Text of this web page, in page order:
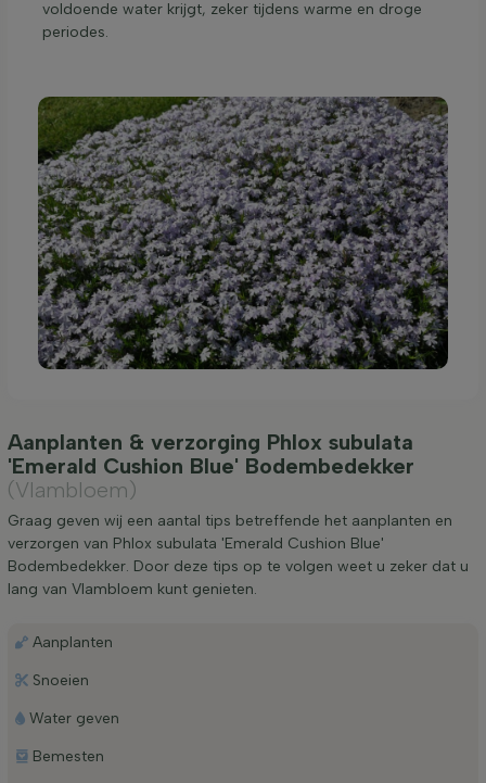
voldoende water krijgt, zeker tijdens warme en droge
periodes.
Aanplanten & verzorging Phlox subulata
'Emerald Cushion Blue' Bodembedekker
(Vlambloem)
Graag geven wij een aantal tips betreffende het aanplanten en
verzorgen van Phlox subulata 'Emerald Cushion Blue'
Bodembedekker. Door deze tips op te volgen weet u zeker dat u
lang van Vlambloem kunt genieten.
Aanplanten
Snoeien
Water geven
Bemesten